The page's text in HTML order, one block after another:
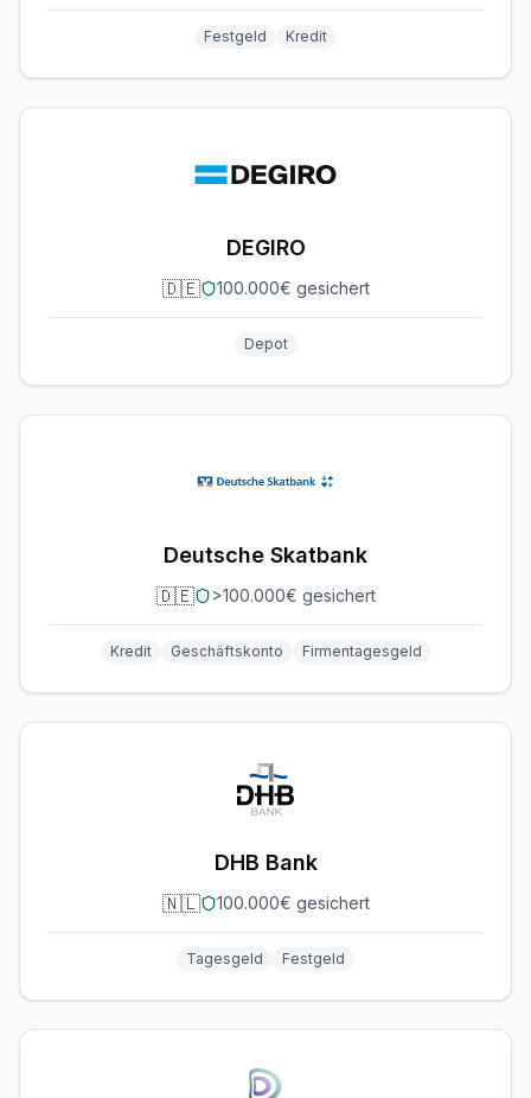
Festgeld Kredit
DEGIRO
🇩🇪 100.000€ gesichert
Depot
Deutsche Skatbank
🇩🇪 >100.000€ gesichert
Kredit Geschäftskonto Firmentagesgeld
DHB Bank
🇳🇱 100.000€ gesichert
Tagesgeld Festgeld